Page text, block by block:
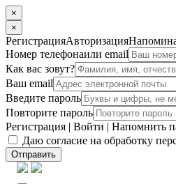
×
×
РегистрацияАвторизация
Номер телефонаили email
Как вас зовут?
Ваш email
Введите пароль
Повторите пароль
Регистрация | Войти | Напомнить
Даю согласие на обработку
Отправить